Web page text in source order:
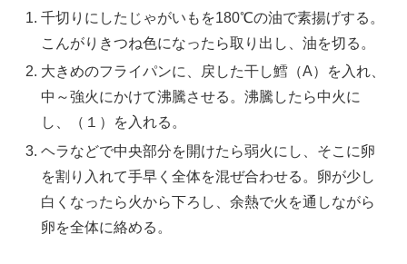
千切りにしたじゃがいもを180℃の油で素揚げする。
こんがりきつね色になったら取り出し、油を切る。
大きめのフライパンに、戻した干し鱈（A）を入れ、
中～強火にかけて沸騰させる。沸騰したら中火に
し、（１）を入れる。
ヘラなどで中央部分を開けたら弱火にし、そこに卵
を割り入れて手早く全体を混ぜ合わせる。卵が少し
白くなったら火から下ろし、余熱で火を通しながら
卵を全体に絡める。